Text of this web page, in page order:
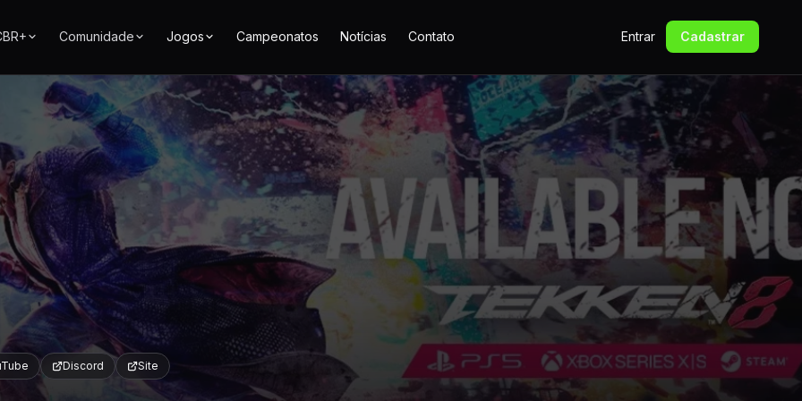
Comunidade Jogos Campeonatos Notícias Contato Entrar Cadastrar
Discord Site